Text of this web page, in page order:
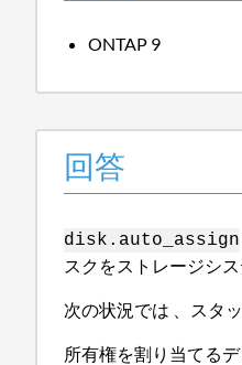
ONTAP 9
回答
disk.auto_assign
スクをストレージシ
次の状況では 、スタ
所有権を割り当てる